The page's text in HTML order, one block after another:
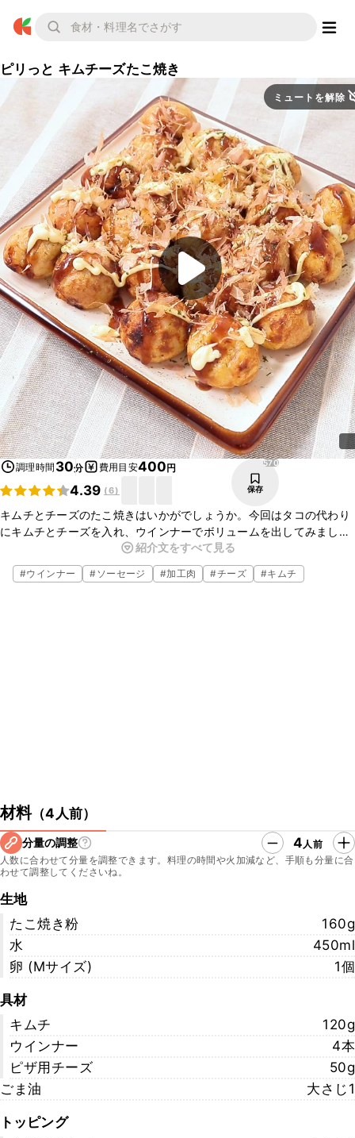
ピリっと キムチーズたこ焼き
ミュートを解除
調理時間 30分 費用目安400円
4.39 (6)
570
保存
キムチとチーズのたこ焼きはいかがでしょうか。今回はタコの代わり
にキムチとチーズを入れ、ウインナーでボリュームを出してみまし
た。キムチの酸味と辛味が絶妙なおいしさです。たこ焼きパーティー
にぜひお試しください。
紹介文をすべて見る
#ウインナー #ソーセージ #加工肉 #チーズ #キムチ
材料（4人前）
分量の調整 4人前
人数に合わせて分量を調整できます。料理の時間や火加減など、手順も分量に合
わせて調整してくださいね。
生地
たこ焼き粉
160g
水
450ml
卵 (Mサイズ)
1個
具材
キムチ
120g
ウインナー
4本
ピザ用チーズ
50g
ごま油
大さじ1
トッピング